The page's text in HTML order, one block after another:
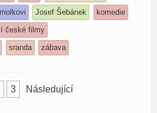
Josef Šebánek
komedie
české filmy
sranda zábava
3 Následující